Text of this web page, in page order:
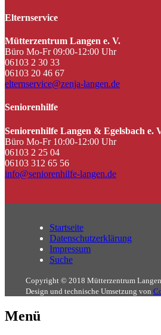
Elternservice
Mütterzentrum Langen e. V.
Büro Mo-Fr 09:00-12:00 Uhr
06103 2 30 33
06103 20 46 67
elternservice@zenja-langen.de
Seniorenhilfe
Seniorenhilfe Langen & Egelsbach e.
Büro Mo-Fr 10:00-12:00 Uhr
06103 2 25 04
06103 312 65 56
info@seniorenhilfe-langen.de
Startseite
Datenschutzerklärung
Impressum
Suche
Copyright © 2018 Mütterzentrum Langen
Design und technische Umsetzung von
Menü